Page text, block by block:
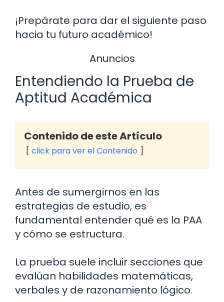
¡Prepárate para dar el siguiente paso
hacia tu futuro académico!
Anuncios
Entendiendo la Prueba de
Aptitud Académica
Contenido de este Artículo
click para ver el Contenido
Antes de sumergirnos en las
estrategias de estudio, es
fundamental entender qué es la PAA
y cómo se estructura.
La prueba suele incluir secciones que
evalúan habilidades matemáticas,
verbales y de razonamiento lógico.